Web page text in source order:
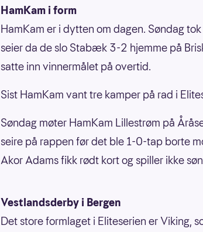
HamKam i form
HamKam er i dytten om dagen. Søndag
seier da de slo Stabæk 3-2 hjemme på
satte inn vinnermålet på overtid.
Sist HamKam vant tre kamper på rad i
Søndag møter HamKam Lillestrøm på
seire på rappen før det ble 1-0-tap borte
Akor Adams fikk rødt kort og spiller ikke
Vestlandsderby i Bergen
Det store formlaget i Eliteserien er Viking,